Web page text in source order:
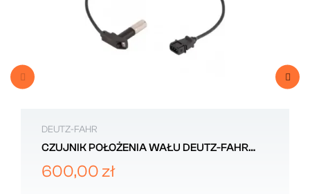
DEUTZ-FAHR
CZUJNIK POŁOŻENIA WAŁU DEUTZ-FAHR
2.7099.790.0
600,00 zł